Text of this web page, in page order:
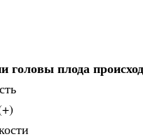
головы плода